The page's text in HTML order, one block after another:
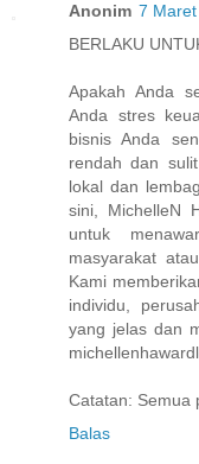
Anonim 7
BERLAKU
Apakah Anda
Anda stres
bisnis Anda
rendah dan
lokal dan
sini, MichelleN
untuk
masyarakat
Kami
individu,
yang jelas dan
Catatan: Semua
Balas